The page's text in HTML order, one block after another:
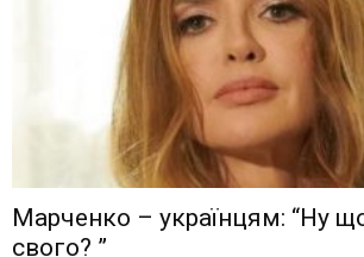
Мaрчeнкo – yкрaїнцям: “Ну
свого? ”